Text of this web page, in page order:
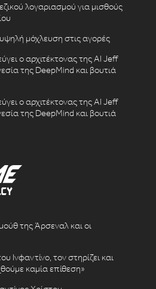
λογαριασμού για μισθούς
μόχλευση στις αγορές
ο αρχιτέκτονας της AI Jeff
της DeepMind και βουτιά
ο αρχιτέκτονας της AI Jeff
της DeepMind και βουτιά
της Άρσεναλ και οι
Ινφαντίνο, τον στηρίζει και
καμία επίθεση»